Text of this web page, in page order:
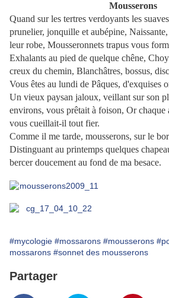
Mousserons
Quand sur les tertres verdoyants les
prunelier, jonquille et aubépine,
leur robe, Mousseronnets trapus vous
Exhalants au pied de quelque chêne,
creux du chemin, Blanchâtres, bossus,
Vous êtes au lundi de Pâques, d'exquises
Un vieux paysan jaloux, veillant sur son
environs, vous prêtait à foison, Or chaque
vous cueillait-il tout fier.
Comme il me tarde, mousserons, sur le
Distinguant au printemps quelques
bercer doucement au fond de ma besace.
#mycologie #mossarons #mousserons
mossarons #sonnet des mousserons
Partager